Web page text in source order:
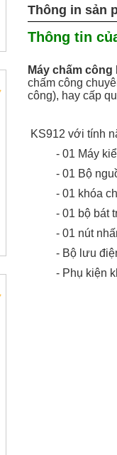
Thông in sản
Thông tin
Máy chấm
chấm công
công), hay cấp
KS912 với tính
- 01 Máy
- 01 Bộ
- 01 khóa
- 01 bộ bát
- 01 nút
- Bộ lưu
- Phụ kiện